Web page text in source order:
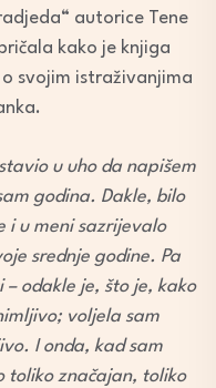
autorice Tene
kako je knjiga
svojim istraživanjima
u uho da napišem
godina. Dakle, bilo
i u meni sazrijevalo
srednje godine. Pa
odakle je, što je, kako
voljela sam
I onda, kad sam
toliko značajan, toliko